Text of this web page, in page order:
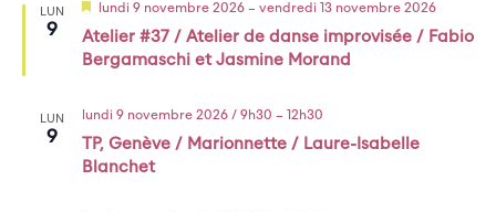
LUN
9
Atelier #37 / Atelier de danse improvisée / Fabio
Bergamaschi et Jasmine Morand
Mis
avant
lundi 9 novembre 2026– vendredi 13 novembre 2026
LUN
9
TP, Genève / Marionnette / Laure-Isabelle
Blanchet
lundi 9 novembre 2026 / 9h30 – 12h30